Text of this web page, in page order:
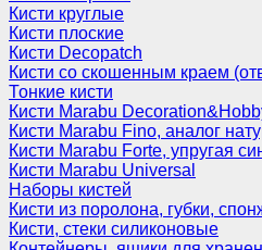
Кисти круглые
Кисти плоские
Кисти Decopatch
Кисти со скошенным краем
Тонкие кисти
Кисти Marabu
Кисти Marabu Fino, аналог
Кисти Marabu Forte, упругая
Кисти Marabu Universal
Наборы кистей
Кисти из поролона, губки,
Кисти, стеки силиконовые